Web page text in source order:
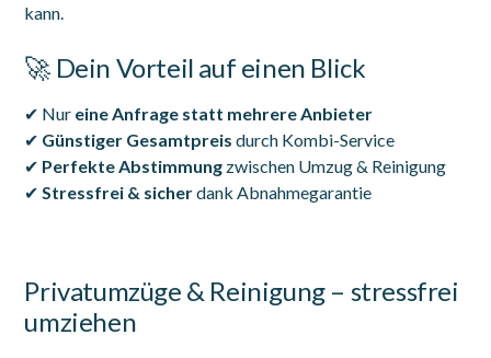
kann.
🚀 Dein Vorteil auf einen Blick
✔ Nur eine Anfrage statt mehrere Anbieter
✔ Günstiger Gesamtpreis durch Kombi-Service
✔ Perfekte Abstimmung zwischen Umzug & Reinigung
✔ Stressfrei & sicherdank Abnahmegarantie
Privatumzüge & Reinigung – stressfrei
umziehen